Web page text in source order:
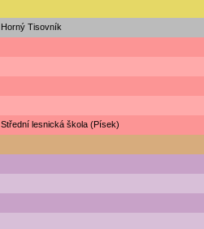
Horný Tisovník
Střední lesnická škola (Písek)